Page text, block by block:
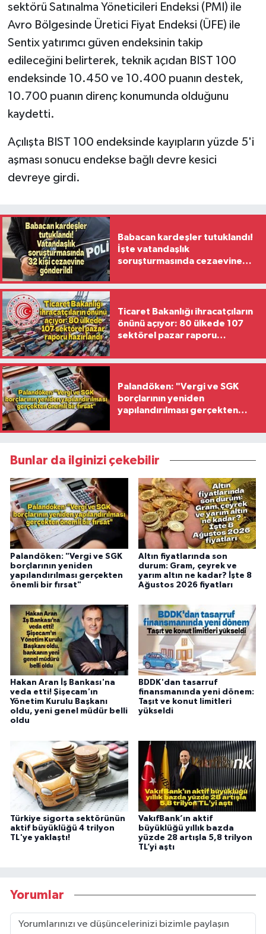
sektörü Satınalma Yöneticileri Endeksi (PMI) ile
Avro Bölgesinde Üretici Fiyat Endeksi (ÜFE) ile
Sentix yatırımcı güven endeksinin takip
edileceğini belirterek, teknik açıdan BIST 100
endeksinde 10.450 ve 10.400 puanın destek,
10.700 puanın direnç konumunda olduğunu
kaydetti.
Açılışta BIST 100 endeksinde kayıpların yüzde 5'i
aşması sonucu endekse bağlı devre kesici
devreye girdi.
Babacan kardeşler tutuklandı!
İşte vatandaşlık
soruşturmasında cezaevine
Ticaret Bakanlığı ihracatçıların
önünü açıyor: 80 ülkede 107
sektörel pazar raporu
Palandöken: "Vergi ve SGK
borçlarının yeniden
yapılandırılması gerçekten
Bunlar da ilginizi çekebilir
Palandöken: "Vergi ve SGK
borçlarının yeniden
yapılandırılması gerçekten
önemli bir fırsat"
Altın fiyatlarında son
durum: Gram, çeyrek ve
yarım altın ne kadar? İşte 8
Ağustos 2026 fiyatları
Hakan Aran İş Bankası'na
veda etti! Şişecam'ın
Yönetim Kurulu Başkanı
oldu, yeni genel müdür belli
oldu
BDDK'dan tasarruf
finansmanında yeni dönem:
Taşıt ve konut limitleri
yükseldi
Türkiye sigorta sektörünün
aktif büyüklüğü 4 trilyon
TL'ye yaklaştı!
VakıfBank’ın aktif
büyüklüğü yıllık bazda
yüzde 28 artışla 5,8 trilyon
TL’yi aştı
Yorumlar